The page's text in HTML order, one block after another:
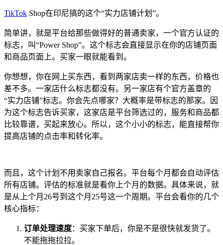
TikTok Shop在印尼搞的这个“实力店铺计划”。
简单讲，就是平台给那些做得好的普通卖家，一个官方认证的
标志，叫“Power Shop”。这个标志会直接显示在你的店铺页面
和商品页面上。买家一眼就能看到。
你想想，你在网上买东西，看到两家店卖一样的东西，价格也
差不多。一家店什么标志都没有。另一家店有个官方盖章的
“实力店铺”标志。你会先点哪家？大概率是带标志的那家。因
为这个标志告诉买家，这家店是平台筛选过的，服务和商品都
比较靠谱，买起来放心。所以，这个小小的标志，能直接帮你
提高店铺的点击率和转化率。
而且，这个计划不用卖家自己报名。平台每个月都会自动评估
所有店铺。评估的标准就是看你上个月的数据。具体来说，就
是从上个月26号到这个月25号这一个周期。平台会看你的几个
核心指标：
订单处理速度：买家下单后，你是不是很快就发货了。
不能拖拖拉拉。